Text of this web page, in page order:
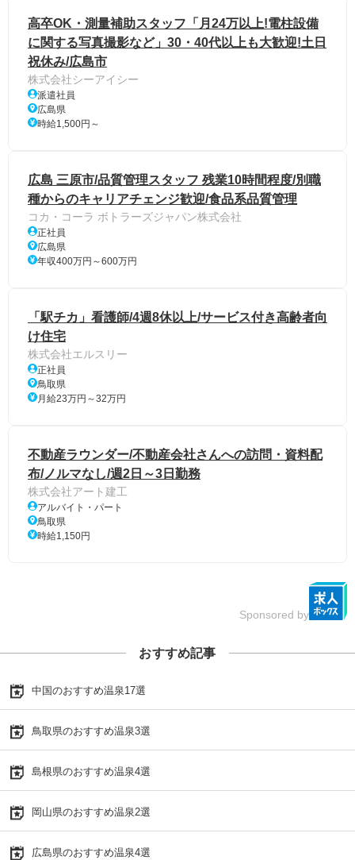
高卒OK・測量補助スタッフ「月24万以上!電柱設備
に関する写真撮影など」30・40代以上も大歓迎!土日
祝休み/広島市
株式会社シーアイシー
派遣社員
広島県
時給1,500円～
広島 三原市/品質管理スタッフ 残業10時間程度/別職
種からのキャリアチェンジ歓迎/食品系品質管理
コカ・コーラ ボトラーズジャパン株式会社
正社員
広島県
年収400万円～600万円
「駅チカ」看護師/4週8休以上/サービス付き高齢者向
け住宅
株式会社エルスリー
正社員
鳥取県
月給23万円～32万円
不動産ラウンダー/不動産会社さんへの訪問・資料配
布/ノルマなし/週2日～3日勤務
株式会社アート建工
アルバイト・パート
鳥取県
時給1,150円
Sponsored by
おすすめ記事
中国のおすすめ温泉17選
鳥取県のおすすめ温泉3選
島根県のおすすめ温泉4選
岡山県のおすすめ温泉2選
広島県のおすすめ温泉4選